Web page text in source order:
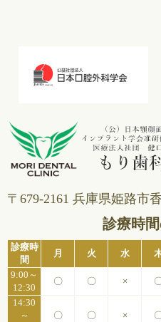
〒679-2161 兵庫県姫路市
診療時
診療時
間
月 火 水
9:00～
12:30
〇 〇 ×
14:30
～
〇 〇 ×